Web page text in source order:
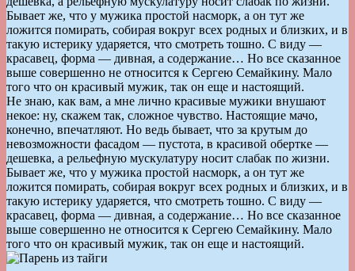
Бывает же, что у мужика простой насморк, а он тут же
ложится помирать, собирая вокруг всех родных и близких, и в
такую истерику ударяется, что смотреть тошно. С виду —
красавец, форма — дивная, а содержание… Но все сказанное
выше совершенно не относится к Сергею Семайкину. Мало
того что он красивый мужик, так он еще и настоящий.
Не знаю, как вам, а мне лично красивые мужики внушают
некое: ну, скажем так, сложное чувство. Настоящие мачо,
конечно, впечатляют. Но ведь бывает, что за крутым до
невозможности фасадом — пустота, в красивой обертке —
дешевка, а рельефную мускулатуру носит слабак по жизни.
Бывает же, что у мужика простой насморк, а он тут же
ложится помирать, собирая вокруг всех родных и близких, и в
такую истерику ударяется, что смотреть тошно. С виду —
красавец, форма — дивная, а содержание… Но все сказанное
выше совершенно не относится к Сергею Семайкину. Мало
того что он красивый мужик, так он еще и настоящий.